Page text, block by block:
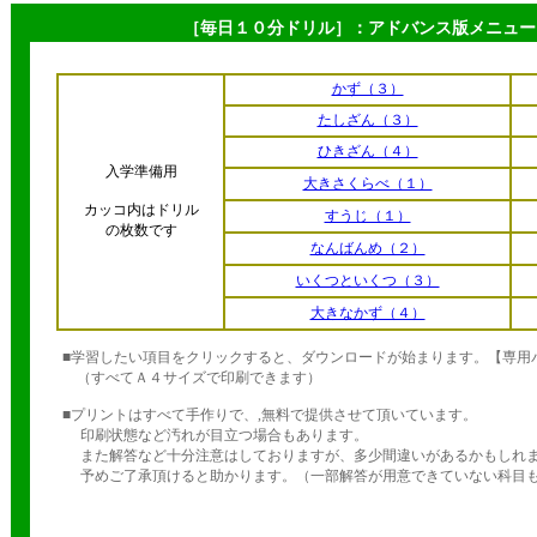
■学習したい項目をクリックすると、ダウンロードが始まります。【専
（すべてＡ４サイズで印刷できます）
入学準備用
カッコ内はドリル
の枚数です
かず（３）
たしざん（３）
ひきざん（４）
大きさくらべ（１）
すうじ（１）
なんばんめ（２）
いくつといくつ（３）
大きなかず（４）
［毎日１０分ドリル］：アドバンス版メニュー
■プリントはすべて手作りで、,無料で提供させて頂いています。
印刷状態など汚れが目立つ場合もあります。
また解答など十分注意はしておりますが、多少間違いがあるかもしれ
予めご了承頂けると助かります。（一部解答が用意できていない科目